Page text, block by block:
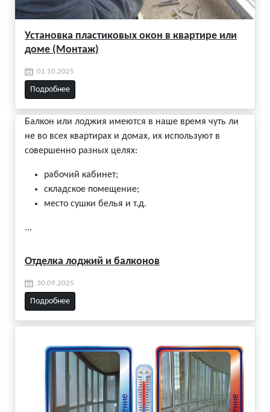
Установка пластиковых окон в квартире или
доме (Монтаж)
01.10.2025
Подробнее
Балкон или лоджия имеются в наше время чуть ли
не во всех квартирах и домах, их используют в
совершенно разных целях:
рабочий кабинет;
складское помещение;
место сушки белья и т.д.
...
Отделка лоджий и балконов
30.09.2025
Подробнее